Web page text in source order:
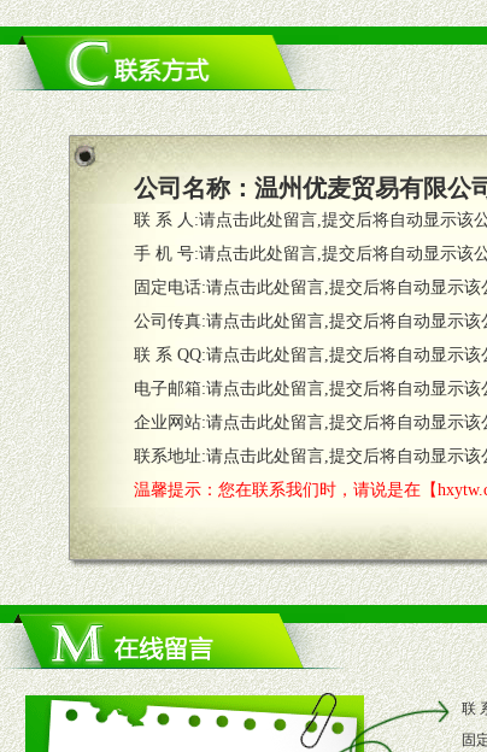
3、根据地方实际情况提供销售喷绘画、促销架等销售道具。
四、市场操作及支持
1、根据区域市场协助制定具体营销策略。
2、根据具体情况公司给予必要市场支持。
3、根据市场需要，派驻区域销售人员全程跟踪服务，以确保产品
4、根据市场情况公司给予专职或兼职的业务代表及终端导购支持
五、退换货制度
1、给予前期市场操作一定比例退换货政策。
2、对于临期，滞销品给予一定比例调换政策。
六、服务优势
1、完善的信息服务咨询中心：本着对代理商负责的态度，我们将
2、售后服务：突发性产品问题或消费者意见反馈，我们予以及时
3、我们时刻整理各区销售情况，帮您诊断、分析市场，及时收
七、招商代理（全国各地）
1、认同我们的经营理念。
2、具备较好商业信誉和资金实力。
3、具备区域内良好的终端网点和销售渠道。
4、具备一定业务团队能力覆盖区域的流通渠道，孕婴童渠道，
5、具备较强的市场操作意识，投入意识和配合意识。
八、品牌产品
1、不断提升品牌的知名度，美誉度。
公司名称： 温州优麦贸易有限公
联 系 人:请点击此处留言,提交后将自动显示该
手 机 号:请点击此处留言,提交后将自动显示该
固定电话:请点击此处留言,提交后将自动显示该
公司传真:请点击此处留言,提交后将自动显示该
联 系 QQ:请点击此处留言,提交后将自动显示该
电子邮箱:请点击此处留言,提交后将自动显示该
企业网站:请点击此处留言,提交后将自动显示该
联系地址:请点击此处留言,提交后将自动显示该
温馨提示：您在联系我们时，请说是在【
联
固